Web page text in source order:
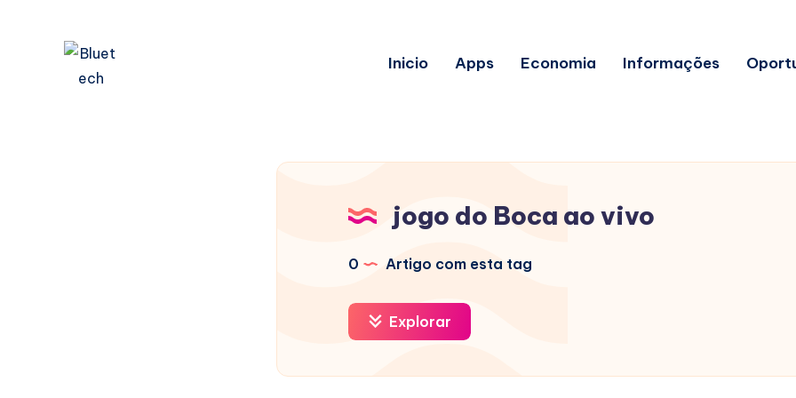
Inicio Apps Economia Informações
jogo do Boca ao vivo
0 Artigo com esta tag
Explorar